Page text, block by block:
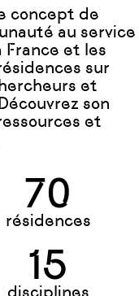
concept de
au service
et les
sur
et
son
et
70
résidences
15
disciplines